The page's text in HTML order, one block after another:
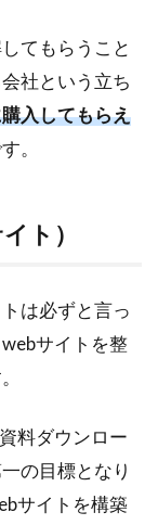
てもらうこと
社という立ち
入してもらえ
。
ト）
は必ずと言っ
サイトを整
料ダウンロー
の目標となり
サイトを構築